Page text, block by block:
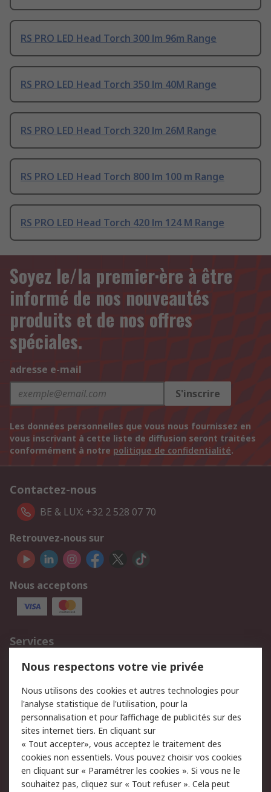
RS PRO LED Head Torch 300 lm 96m Range
RS PRO LED Head Torch 350 lm 40M Range
RS PRO LED Head Torch 320 lm 26M Range
RS PRO LED Head Torch 800 lm 100 m Range
RS PRO LED Head Torch 420 lm 124 M Range
Soyez le/la premier·ère à être
informé de nos nouveautés
produits et de nos offres
spéciales.
adresse e-mail
S'inscrire
Les données personnelles que vous nous fournissez en
vous inscrivant à cette liste de diffusion seront traitées
conformément à notre politique de confidentialité.
Contactez-nous
BE & LUX: +32 2 528 07 70
Retrouvez-nous sur
Nous acceptons
Services
750.000 produits
2.500 marques
Retours
Support technique
Track & trace
Legal
Politique de cookies
Sécurité des e-mails
Politique de protection
Conditions générales
Nous respectons votre vie privée
Nous utilisons des cookies et autres technologies pour
l'analyse statistique de l'utilisation, pour la
personnalisation et pour l’affichage de publicités sur des
sites internet tiers. En cliquant sur
« Tout accepter», vous acceptez le traitement des
cookies non essentiels. Vous pouvez choisir vos cookies
en cliquant sur « Paramétrer les cookies ». Si vous ne le
souhaitez pas, cliquez sur « Tout refuser ». Cela peut